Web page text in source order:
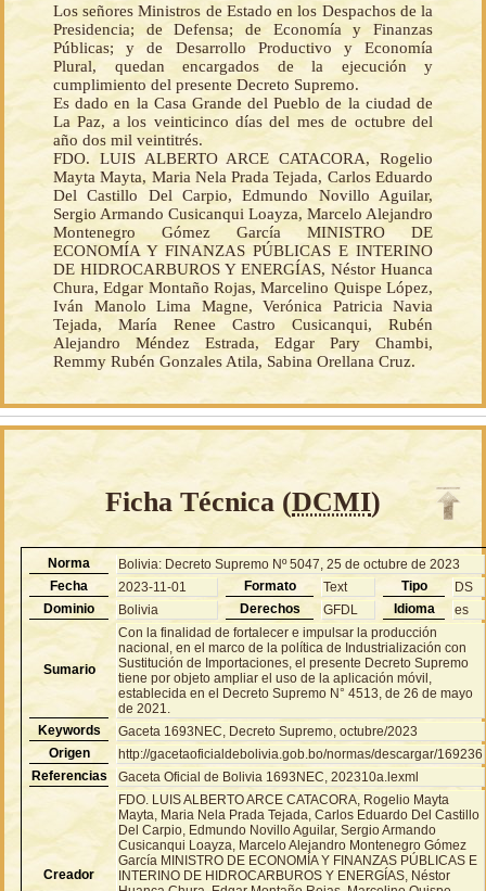
Los señores Ministros de Estado en los Despachos de la
Presidencia; de Defensa; de Economía y Finanzas
Públicas; y de Desarrollo Productivo y Economía
Plural, quedan encargados de la ejecución y
cumplimiento del presente Decreto Supremo.
Es dado en la Casa Grande del Pueblo de la ciudad de
La Paz, a los veinticinco días del mes de octubre del
año dos mil veintitrés.
FDO. LUIS ALBERTO ARCE CATACORA, Rogelio
Mayta Mayta, Maria Nela Prada Tejada, Carlos Eduardo
Del Castillo Del Carpio, Edmundo Novillo Aguilar,
Sergio Armando Cusicanqui Loayza, Marcelo Alejandro
Montenegro Gómez García MINISTRO DE
ECONOMÍA Y FINANZAS PÚBLICAS E INTERINO
DE HIDROCARBUROS Y ENERGÍAS, Néstor Huanca
Chura, Edgar Montaño Rojas, Marcelino Quispe López,
Iván Manolo Lima Magne, Verónica Patricia Navia
Tejada, María Renee Castro Cusicanqui, Rubén
Alejandro Méndez Estrada, Edgar Pary Chambi,
Remmy Rubén Gonzales Atila, Sabina Orellana Cruz.
Ficha Técnica (DCMI)
Norma
Bolivia: Decreto Supremo Nº 5047, 25 de octubre de 2023
Fecha
2023-11-01 Formato Text Tipo
DS
Dominio
Bolivia Derechos GFDL Idioma es
Sumario
Con la finalidad de fortalecer e impulsar la producción
nacional, en el marco de la política de Industrialización con
Sustitución de Importaciones, el presente Decreto Supremo
tiene por objeto ampliar el uso de la aplicación móvil,
establecida en el Decreto Supremo N° 4513, de 26 de mayo
de 2021.
Keywords
Gaceta 1693NEC, Decreto Supremo, octubre/2023
Origen
http://gacetaoficialdebolivia.gob.bo/normas/descargar/169236
Referencias
Gaceta Oficial de Bolivia 1693NEC, 202310a.lexml
Creador
FDO. LUIS ALBERTO ARCE CATACORA, Rogelio Mayta
Mayta, Maria Nela Prada Tejada, Carlos Eduardo Del Castillo
Del Carpio, Edmundo Novillo Aguilar, Sergio Armando
Cusicanqui Loayza, Marcelo Alejandro Montenegro Gómez
García MINISTRO DE ECONOMÍA Y FINANZAS PÚBLICAS E
INTERINO DE HIDROCARBUROS Y ENERGÍAS, Néstor